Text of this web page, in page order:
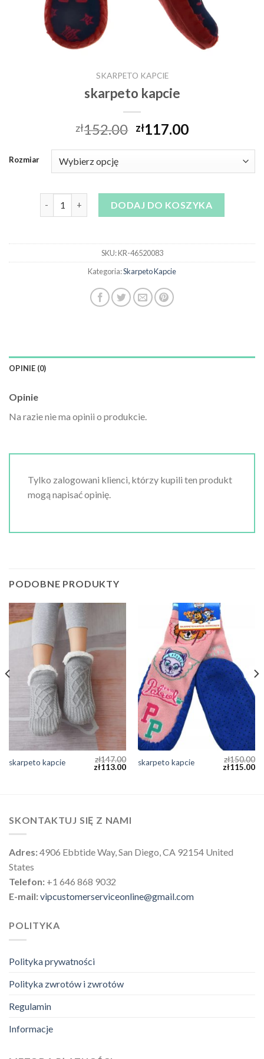
SKARPETO KAPCIE
skarpeto kapcie
zł152.00 zł117.00
Rozmiar
DODAJ DO KOSZYKA
SKU:KR-46520083
Kategoria:Skarpeto Kapcie
OPINIE (0)
Opinie
Na razie nie ma opinii o produkcie.
Tylko zalogowani klienci, którzy kupili ten produkt
mogą napisać opinię.
PODOBNE PRODUKTY
skarpeto kapcie zł147.00
zł113.00 skarpeto kapcie zł150.00
zł115.00
SKONTAKTUJ SIĘ Z NAMI
Adres:4906 Ebbtide Way, San Diego, CA 92154 United
States
Telefon: +1 646 868 9032
E-mail:vipcustomerserviceonline@gmail.com
POLITYKA
Polityka prywatności
Polityka zwrotów i zwrotów
Regulamin
Informacje